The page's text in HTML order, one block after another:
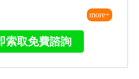
我是從大學畢業後的暑假
開始準備，無任何工作經
驗，也不是一般民政相關